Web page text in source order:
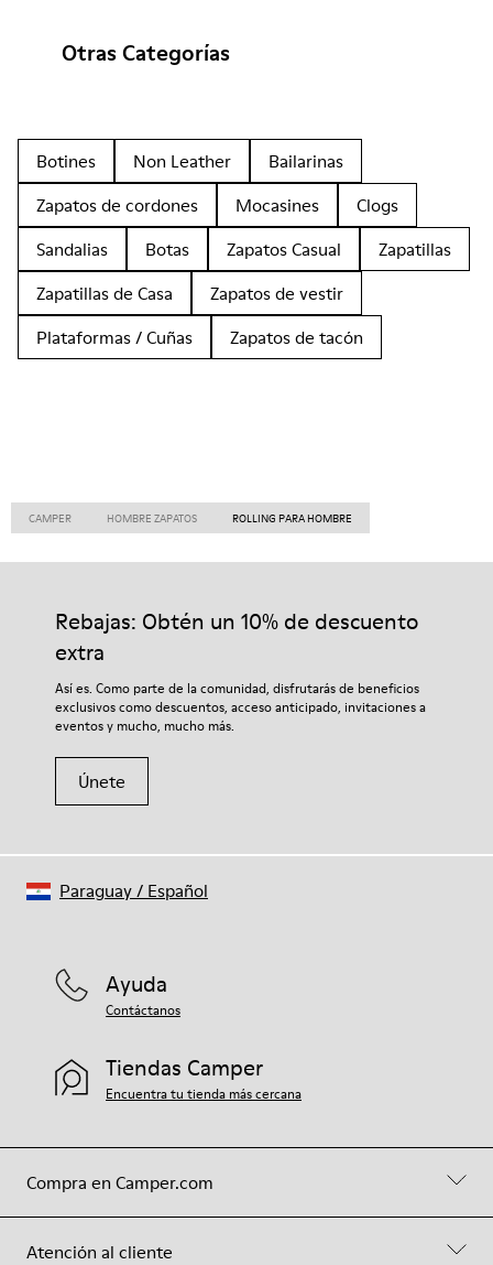
Otras Categorías
Botines Non Leather
Bailarinas
Zapatos de cordones
Mocasines
Clogs
Sandalias
Botas Zapatos Casual
Zapatillas
Zapatillas de Casa
Zapatos de vestir
Plataformas / Cuñas
Zapatos de tacón
CAMPER HOMBRE ZAPATOS ROLLING PARA HOMBRE
Rebajas: Obtén un 10% de descuento
extra
Así es. Como parte de la comunidad, disfrutarás de beneficios
exclusivos como descuentos, acceso anticipado, invitaciones a
eventos y mucho, mucho más.
Únete
Compra en Camper.com
Atención al cliente
Ayuda
Contáctanos
Tiendas Camper
Encuentra tu tienda más cercana
Paraguay/ Español